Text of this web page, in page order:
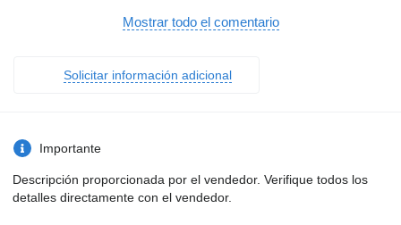
Технічно допустиме навантаження на передню вісь 2300
Макс. швидкість (км / ч) 137
Мін. радіус повороту (м) 6.4
4-тактний, з водяним охолодженням, Common Rail
Кількість / розташування циліндрів 4 / рядне
Об'єм двигуна (см3) 2497
Макс. Потужність (к.с. / об / хв) ЄВРО 4 - ЄВРО 5 - 136/3
800
Mostrar todo el comentario
Solicitar información adicional
Importante
Descripción proporcionada por el vendedor. Verifique todos los
detalles directamente con el vendedor.